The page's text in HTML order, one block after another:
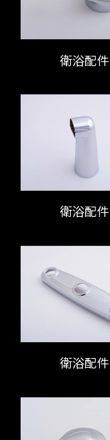
衛浴配件
衛浴配件
衛浴配件